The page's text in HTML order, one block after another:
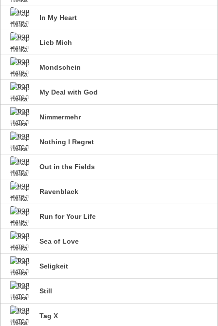
In My Heart
Lieb Mich
Mondschein
My Deal with God
Nimmermehr
Nothing I Regret
Out in the Fields
Ravenblack
Run for Your Life
Sea of Love
Seligkeit
Still
Tag X